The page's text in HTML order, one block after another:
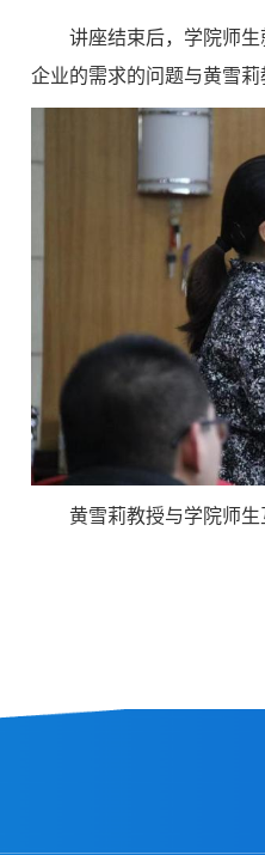
讲座结束后，学院师
企业的需求的问题与黄雪莉
黄雪莉教授与学院师